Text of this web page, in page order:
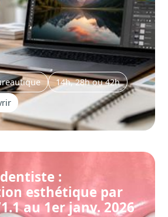
14h, 28h ou 42h
:
esthétique par
au 1er janv. 2026